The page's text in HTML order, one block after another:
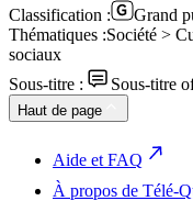
Classification :
Grand
Thématiques :Société >
sociaux
Sous-titre :
Sous-titre
Haut de page
Aide et FAQ
À propos de Télé-